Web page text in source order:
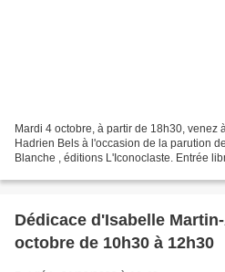
Mardi 4 octobre, à partir de 18h30, venez
Hadrien Bels à l'occasion de la parution
Blanche , éditions L'Iconoclaste. Entrée
Dédicace d'Isabelle
octobre de 10h30 à 12h30